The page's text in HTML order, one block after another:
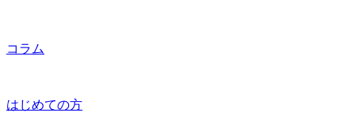
コラム
はじめての方